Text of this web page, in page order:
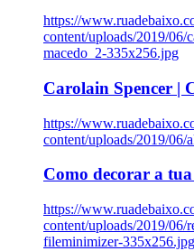
https://
content/uploads/2019/06/
macedo_2-335x256.jpg
Carolain Spencer |
https://
content/uploads/2019/
Como decorar a
https://
content/uploads/2019/06/
fileminimizer-335x256.jpg